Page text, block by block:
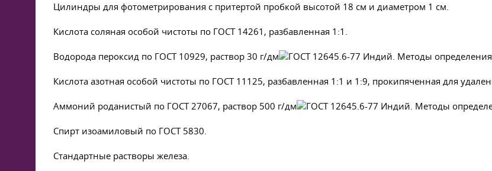
Цилиндры для фотометрирования с притертой пробкой высотой 18 см и диаметром 1 см.
Кислота соляная особой чистоты по ГОСТ 14261 , разбавленная 1:1.
Водорода пероксид по ГОСТ 10929, раствор 30 г/дм
Кислота азотная особой чистоты по ГОСТ 11125, разбавленная 1:1 и 1:9, прокипяченная для
Аммоний роданистый по ГОСТ 27067, раствор 500 г/дм
Спирт изоамиловый по ГОСТ 5830.
Стандартные растворы железа.